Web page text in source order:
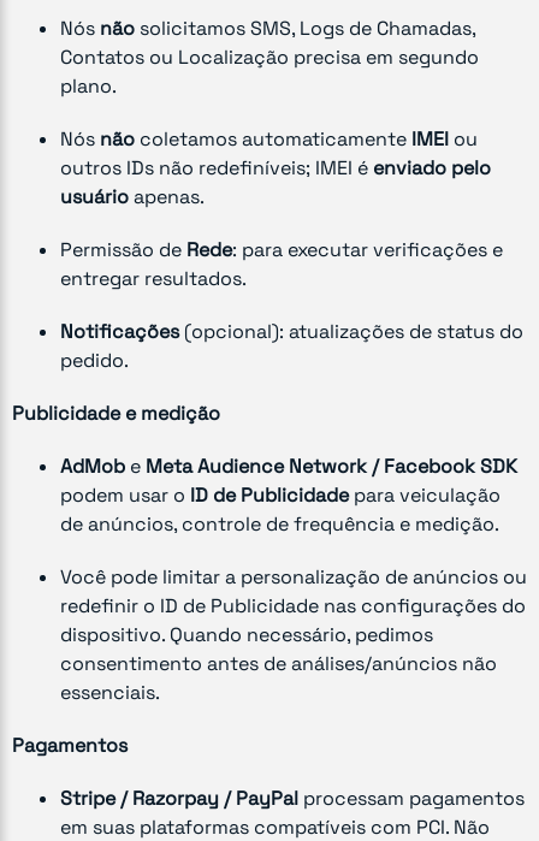
Nós não solicitamos SMS, Logs de Chamadas,
Contatos ou Localização precisa em segundo
plano.
Nós não coletamos automaticamente IMEI ou
outros IDs não redefiníveis; IMEI é enviado pelo
usuárioapenas.
Permissão de Rede: para executar verificações e
entregar resultados.
Notificações(opcional): atualizações de status do
pedido.
Publicidade e medição
AdMob e Meta Audience Network / Facebook SDK
podem usar o ID de Publicidadepara veiculação
de anúncios, controle de frequência e medição.
Você pode limitar a personalização de anúncios ou
redefinir o ID de Publicidade nas configurações do
dispositivo. Quando necessário, pedimos
consentimento antes de análises/anúncios não
essenciais.
Pagamentos
Stripe / Razorpay / PayPal processam pagamentos
em suas plataformas compatíveis com PCI. Não